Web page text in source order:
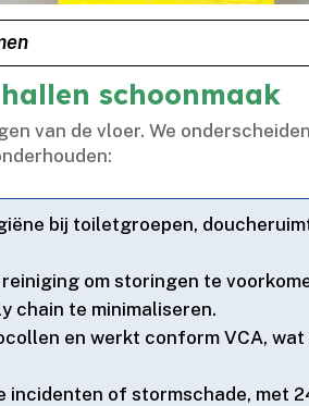
schoonmaak
van de vloer.​ We
bij toiletgroepen,
om storingen te
chain te minimaliseren.​
en werkt conform VCA, wat
incidenten of stormschade, met